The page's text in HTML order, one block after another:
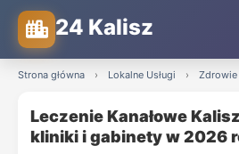
24 Kalisz
Strona główna › Lokalne Usługi › Zdrowie
Leczenie Kanałowe
kliniki i gabinety w 2026